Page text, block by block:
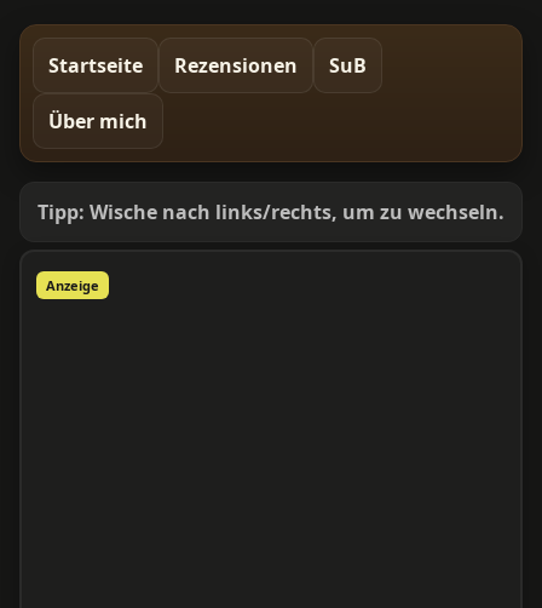
Startseite Rezensionen SuB
Über mich
Tipp: Wische nach links/rechts, um zu wechseln.
Anzeige